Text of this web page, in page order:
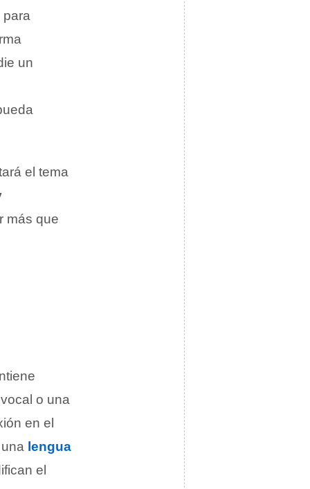
para
un
el tema
más que
o una
en el
lengua
el